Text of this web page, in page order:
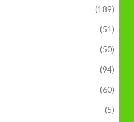
(189)
(51)
(50)
(94)
(60)
(5)